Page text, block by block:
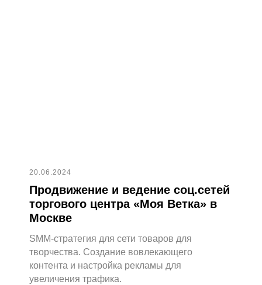
20.06.2024
Продвижение и ведение соц.сетей
торгового центра «Моя Ветка» в
Москве
SMM-стратегия для сети товаров для
творчества. Создание вовлекающего
контента и настройка рекламы для
увеличения трафика.